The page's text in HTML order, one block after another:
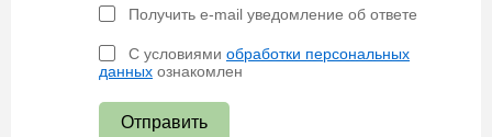
Получить e-mail уведомление об ответе
С условиями обработки персональных
данных ознакомлен
Отправить